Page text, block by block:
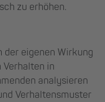
zu erhöhen.
eigenen Wirkung
Verhalten in
analysieren
Verhaltensmuster